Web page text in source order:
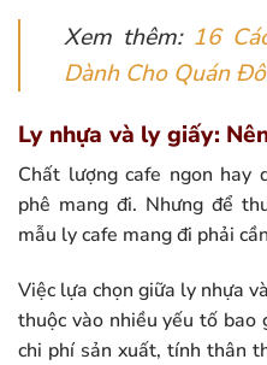
Xem thêm: 16
Dành Cho Quán
Ly nhựa và ly giấy:
Chất lượng cafe ngon hay
phê mang đi. Nhưng để
mẫu ly cafe mang đi phải
Việc lựa chọn giữa ly nhựa
thuộc vào nhiều yếu tố bao
chi phí sản xuất, tính thân